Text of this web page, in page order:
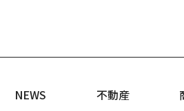
NEWS 不動産